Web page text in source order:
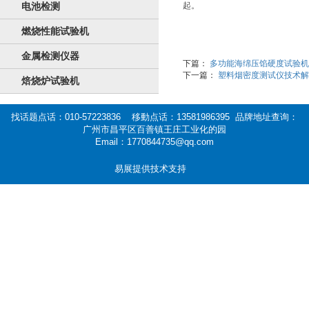
电池检测
燃烧性能试验机
金属检测仪器
焙烧炉试验机
起。
下篇： 多功能海绵压馅硬度试验
下一篇： 塑料烟密度测试仪技术
找话题点话：010-57223836 移動点话：13581986395 品牌地址查询：
广州市昌平区百善镇王庄工业化的园
Email：1770844735@qq.com
易展提供技术支持